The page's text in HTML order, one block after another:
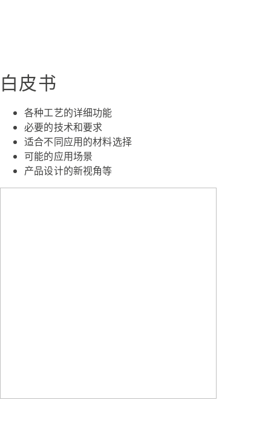
白皮书
各种工艺的详细功能
必要的技术和要求
适合不同应用的材料选择
可能的应用场景
产品设计的新视角等